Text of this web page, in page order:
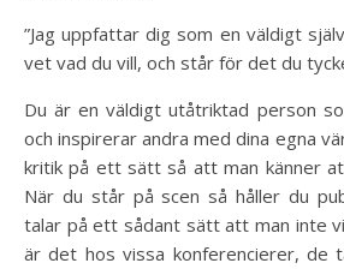
”Jag uppfattar dig som en väldigt
vet vad du vill, och står för det du
Du är en väldigt utåtriktad person
och inspirerar andra med dina egna
kritik på ett sätt så att man känner
När du står på scen så håller du
talar på ett sådant sätt att man inte
är det hos vissa konferencierer, de